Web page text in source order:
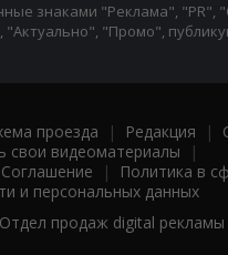
знаками "Реклама", "PR",
"Промо",
проезда | Редакция |
свои видеоматериалы |
|
Политика в
и персональных данных
Отдел продаж digital рекламы